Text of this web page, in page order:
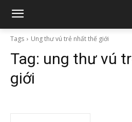
Tags Ung thư vú trẻ nhất thế giới
Tag: ung thư vú
giới